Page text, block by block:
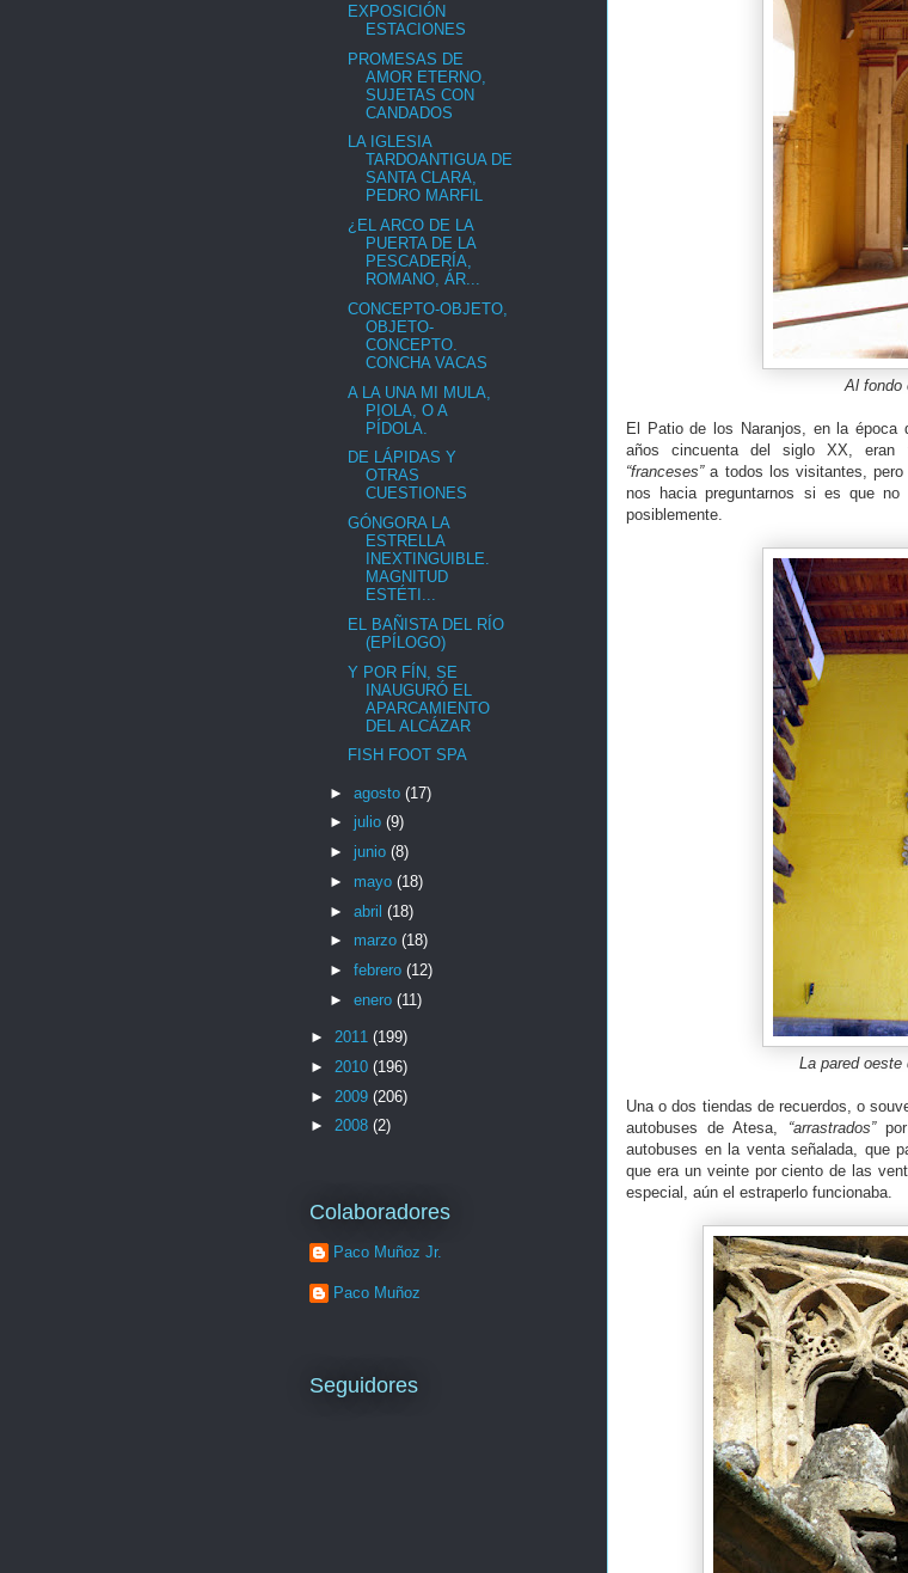
Al fondo
El Patio de los Naranjos, en la
años cincuenta del siglo XX, eran
“franceses”a todos los visitantes, pero
nos hacia preguntarnos si es que
posiblemente.
La pared oeste
Una o dos tiendas de recuerdos, o
autobuses de Atesa, “arrastrados”
autobuses en la venta señalada, que
que era un veinte por ciento de las
especial, aún el estraperlo funcionaba.
EXPOSICIÓN
ESTACIONES
PROMESAS DE
AMOR ETERNO,
SUJETAS CON
CANDADOS
LA IGLESIA
TARDOANTIGUA DE
SANTA CLARA,
PEDRO MARFIL
¿EL ARCO DE LA
PUERTA DE LA
PESCADERÍA,
ROMANO, ÁR...
CONCEPTO-OBJETO,
OBJETO-
CONCEPTO.
CONCHA VACAS
A LA UNA MI MULA,
PIOLA, O A
PÍDOLA.
DE LÁPIDAS Y
OTRAS
CUESTIONES
GÓNGORA LA
ESTRELLA
INEXTINGUIBLE.
MAGNITUD
ESTÉTI...
EL BAÑISTA DEL RÍO
(EPÍLOGO)
Y POR FÍN, SE
INAUGURÓ EL
APARCAMIENTO
DEL ALCÁZAR
FISH FOOT SPA
► agosto (17)
► julio (9)
► junio (8)
► mayo (18)
► abril (18)
► marzo (18)
► febrero (12)
► enero (11)
► 2011 (199)
► 2010 (196)
► 2009 (206)
► 2008 (2)
Colaboradores
Paco Muñoz Jr.
Paco Muñoz
Seguidores